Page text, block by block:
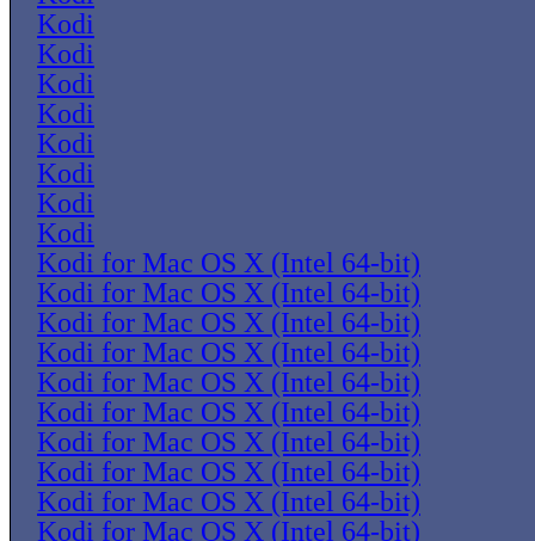
Kodi
Kodi
Kodi
Kodi
Kodi
Kodi
Kodi
Kodi
Kodi for Mac OS X (Intel 64-bit)
Kodi for Mac OS X (Intel 64-bit)
Kodi for Mac OS X (Intel 64-bit)
Kodi for Mac OS X (Intel 64-bit)
Kodi for Mac OS X (Intel 64-bit)
Kodi for Mac OS X (Intel 64-bit)
Kodi for Mac OS X (Intel 64-bit)
Kodi for Mac OS X (Intel 64-bit)
Kodi for Mac OS X (Intel 64-bit)
Kodi for Mac OS X (Intel 64-bit)